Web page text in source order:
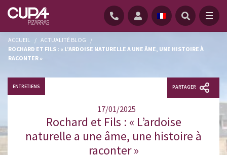
ACCUEIL / ACTUALITÉ BLOG
/
ROCHARD ET FILS : « L’ARDOISE NATURELLE A UNE ÂME, UNE HISTOIRE À
RACONTER »
ENTRETIENS
17/01/2025
PARTAGER
Rochard et Fils : « L’ardoise
naturelle a une âme, une histoire à
raconter »